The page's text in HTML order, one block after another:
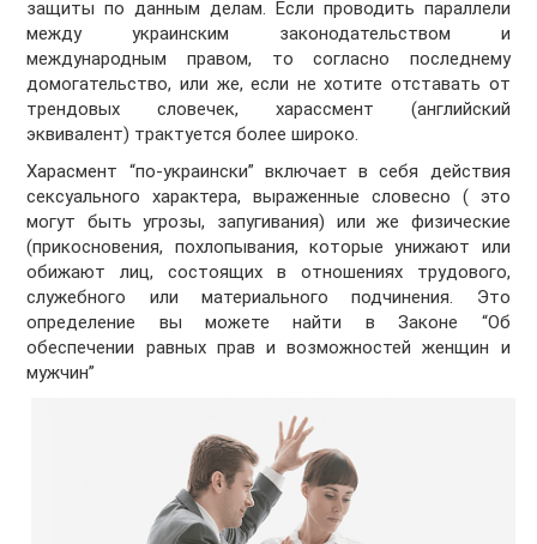
защиты по данным делам. Если проводить параллели
между украинским законодательством и
международным правом, то согласно последнему
домогательство, или же, если не хотите отставать от
трендовых словечек, харассмент (английский
эквивалент) трактуется более широко.
Харасмент “по-украински” включает в себя действия
сексуального характера, выраженные словесно ( это
могут быть угрозы, запугивания) или же физические
(прикосновения, похлопывания, которые унижают или
обижают лиц, состоящих в отношениях трудового,
служебного или материального подчинения. Это
определение вы можете найти в Законе “Об
обеспечении равных прав и возможностей женщин и
мужчин”